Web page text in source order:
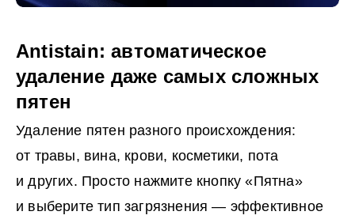
Antistain: автоматическое
удаление даже самых сложных
пятен
Удаление пятен разного происхождения:
от травы, вина, крови, косметики, пота
и других. Просто нажмите кнопку «Пятна»
и выберите тип загрязнения — эффективное